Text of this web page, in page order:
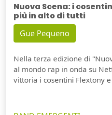
Nuova Scena: i
più in alto di tutti
Gue Pequeno
Nella terza edizione di
al mondo rap in onda su
vittoria i cosentini Flextony